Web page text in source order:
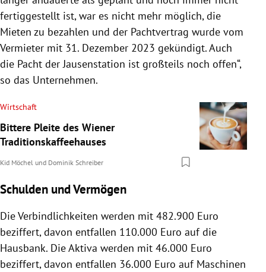
fertiggestellt ist, war es nicht mehr möglich, die
Mieten zu bezahlen und der Pachtvertrag wurde vom
Vermieter mit 31. Dezember 2023 gekündigt. Auch
die Pacht der Jausenstation ist großteils noch offen“,
so das Unternehmen.
Wirtschaft
Bittere Pleite des Wiener
Traditionskaffeehauses
Kid Möchel und Dominik Schreiber
Schulden und Vermögen
Die Verbindlichkeiten werden mit 482.900 Euro
beziffert, davon entfallen 110.000 Euro auf die
Hausbank. Die Aktiva werden mit 46.000 Euro
beziffert, davon entfallen 36.000 Euro auf Maschinen